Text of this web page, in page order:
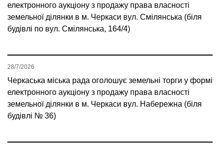
електронного аукціону з продажу права власності
земельної ділянки в м. Черкаси вул. Смілянська (біля
будівлі по вул. Смілянська, 164/4)
Черкаська міська рада оголошує земельні торги у формі
електронного аукціону з продажу права власності
земельної ділянки в м. Черкаси вул. Набережна (біля
будівлі № 36)
28/7/2026